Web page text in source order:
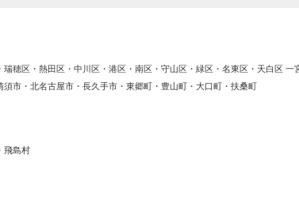
穂区・熱田区・中川区・港区・南区・守山区・緑区・名東区・天白区
市・北名古屋市・長久手市・東郷町・豊山町・大口町・扶桑町
飛島村